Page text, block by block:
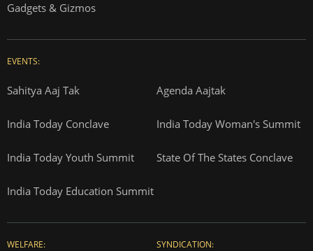
Gadgets & Gizmos
EVENTS:
Sahitya Aaj Tak Agenda Aajtak
India Today Conclave India Today Woman's Summit
India Today Youth Summit State Of The States Conclave
India Today Education Summit
WELFARE: SYNDICATION: